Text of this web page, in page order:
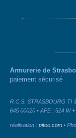
Armurerie de
paiement sécurisé
R.C.S. STRASBOURG TI
645 00020 • APE : 524 W•
réalisation : pitoo.com •